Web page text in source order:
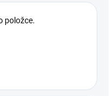
položce.